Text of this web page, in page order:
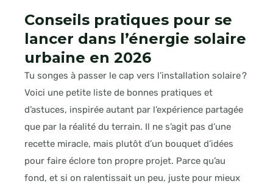
Conseils pratiques pour se
lancer dans l’énergie solaire
urbaine en 2026
Tu songes à passer le cap vers l’installation solaire ?
Voici une petite liste de bonnes pratiques et
d’astuces, inspirée autant par l’expérience partagée
que par la réalité du terrain. Il ne s’agit pas d’une
recette miracle, mais plutôt d’un bouquet d’idées
pour faire éclore ton propre projet. Parce qu’au
fond, et si on ralentissait un peu, juste pour mieux